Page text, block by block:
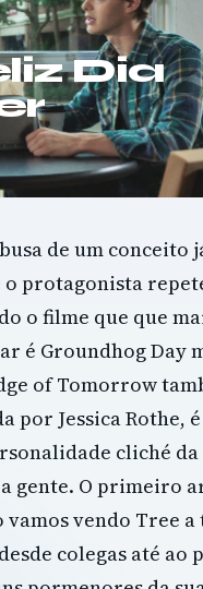
Dia
de um conceito
protagonista
o filme que que
é Groundhog Day
of Tomorrow
Jessica Rothe,
cliché
gente. O primeiro
vendo Tree
colegas até